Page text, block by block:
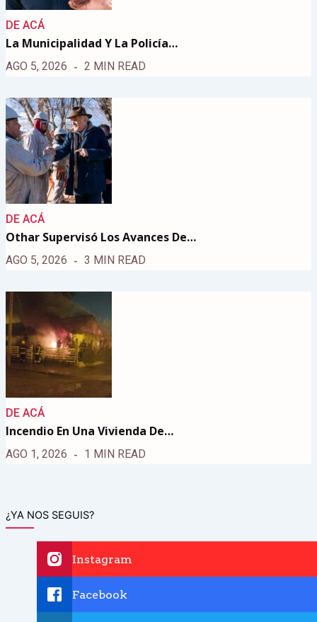
DE ACÁ
La Municipalidad Y La Policía…
AGO 5, 2026 2 MIN READ
DE ACÁ
Othar Supervisó Los Avances De…
AGO 5, 2026 3 MIN READ
DE ACÁ
Incendio En Una Vivienda De…
AGO 1, 2026 1 MIN READ
¿YA NOS SEGUIS?
Instagram
Facebook